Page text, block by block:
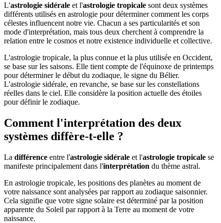
L'astrologie sidérale et l'astrologie tropicale sont deux systèmes
différents utilisés en astrologie pour déterminer comment les corps
célestes influencent notre vie. Chacun a ses particularités et son
mode d'interprétation, mais tous deux cherchent à comprendre la
relation entre le cosmos et notre existence individuelle et collective.
L'astrologie tropicale, la plus connue et la plus utilisée en Occident,
se base sur les saisons. Elle tient compte de l'équinoxe de printemps
pour déterminer le début du zodiaque, le signe du Bélier.
L'astrologie sidérale, en revanche, se base sur les constellations
réelles dans le ciel. Elle considère la position actuelle des étoiles
pour définir le zodiaque.
Comment l'interprétation des deux
systèmes diffère-t-elle ?
La différence entre l'astrologie sidérale et l'astrologie tropicale se
manifeste principalement dans l'interprétation du thème astral.
En astrologie tropicale, les positions des planètes au moment de
votre naissance sont analysées par rapport au zodiaque saisonnier.
Cela signifie que votre signe solaire est déterminé par la position
apparente du Soleil par rapport à la Terre au moment de votre
naissance.